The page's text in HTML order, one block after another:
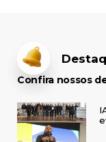
Confira nossos